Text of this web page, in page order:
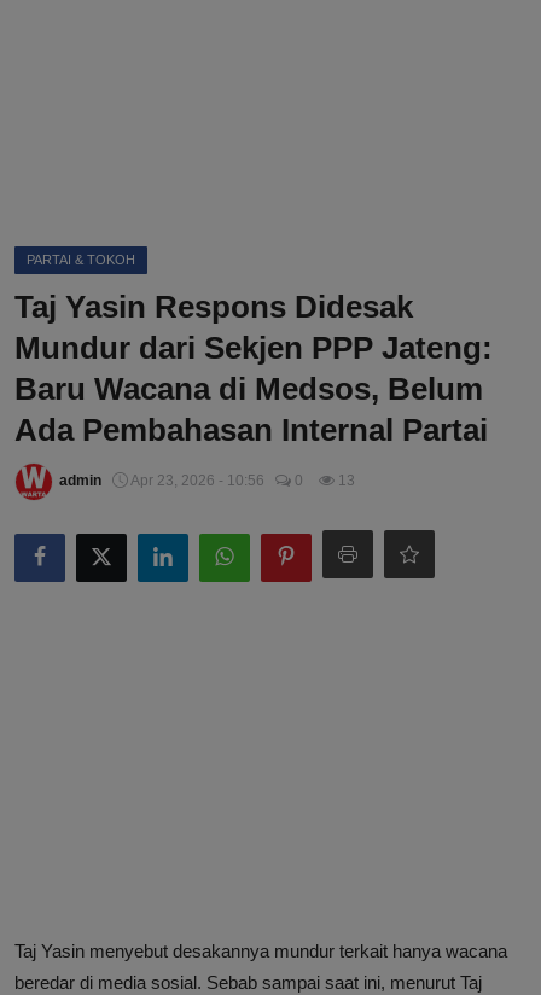
PARTAI & TOKOH
Taj Yasin Respons Didesak
Mundur dari Sekjen PPP Jateng:
Baru Wacana di Medsos, Belum
Ada Pembahasan Internal Partai
admin Apr 23, 2026 - 10:56 0 13
Taj Yasin menyebut desakannya mundur terkait hanya wacana
beredar di media sosial. Sebab sampai saat ini, menurut Taj